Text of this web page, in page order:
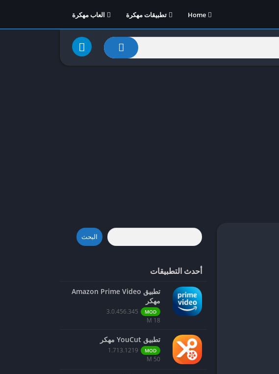
Home تطبيقات مهكرة العاب مهكرة
البحث
أحدث التطبيقات
تطبيق Amazon Prime Video
مهكر
MOD
3.0.456.345
18 M
تطبيق YouCut مهكر
MOD
1.713.1219
50 M